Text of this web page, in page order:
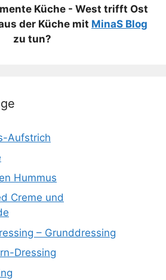
Küche - West trifft Ost
der Küche mit MinaS Blog
zu tun?
Aufstrich
Hummus
Creme und
– Grunddressing
Dressing